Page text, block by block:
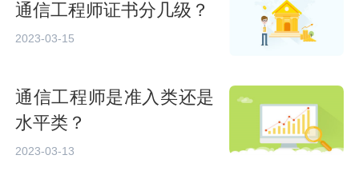
通信工程师证书分几级？
2023-03-15
通信工程师是准入类还是
水平类？
2023-03-13